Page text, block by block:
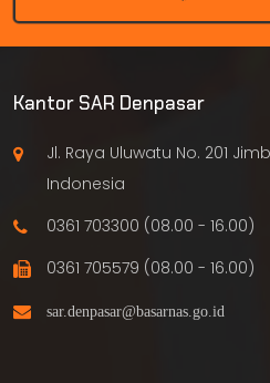
Kantor SAR Denpasar
Jl. Raya Uluwatu No. 201
Indonesia
0361 703300 (08.00 - 16.00)
0361 705579 (08.00 - 16.00)